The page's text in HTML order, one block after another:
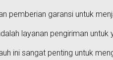
pemberian garansi untuk
layanan pengiriman
ini sangat penting untuk